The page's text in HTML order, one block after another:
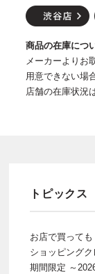
商品の在庫につ
メーカーよりお
用意できない場
店舗の在庫状況
トピックス
お店で買って
ショッピング
期間限定 ～